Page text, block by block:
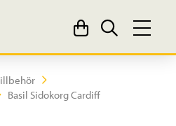
Basil Sidokorg Cardiff